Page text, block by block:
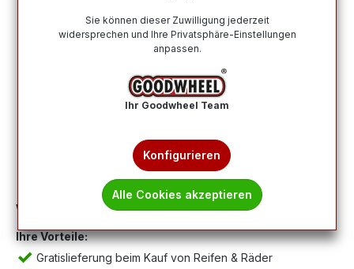
Bildergalerie überspringen
Wichtig: Abbildung kann abweichen, Lieferung ohne Felge.
Ihre Vorteile:
Gratislieferung beim Kauf von Reifen & Räder
Sie können dieser Zuwilligung jederzeit
widersprechen und Ihre Privatsphäre-Einstellungen
anpassen.
Ihr Goodwheel Team
Konfigurieren
Alle Cookies akzeptieren